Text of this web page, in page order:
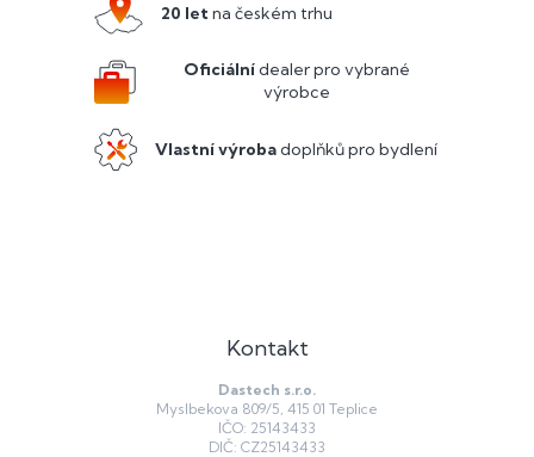
20 letna českém trhu
Oficiálnídealer pro vybrané
výrobce
Vlastní výrobadoplňků pro bydlení
Kontakt
Dastech s.r.o.
Myslbekova 809/5, 415 01 Teplice
IČO: 25143433
DIČ: CZ25143433